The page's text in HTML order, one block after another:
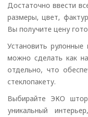
Достаточно ввести
размеры, цвет,
Вы получите цену
Установить
можно сделать как
отдельно, что
стеклопакету.
Выбирайте ЭКО
уникальный